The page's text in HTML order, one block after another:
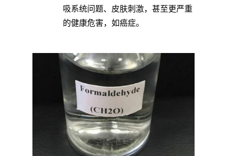
吸系统问题、皮肤刺激，甚至更严重
的健康危害，如癌症。